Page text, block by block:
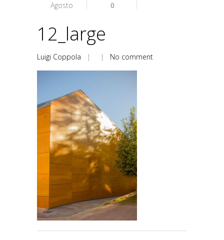
Agosto 0
12_large
Luigi Coppola | | No comment